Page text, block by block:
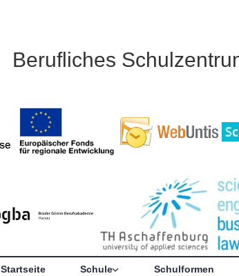
Berufliches
Startseite Schule Schulformen